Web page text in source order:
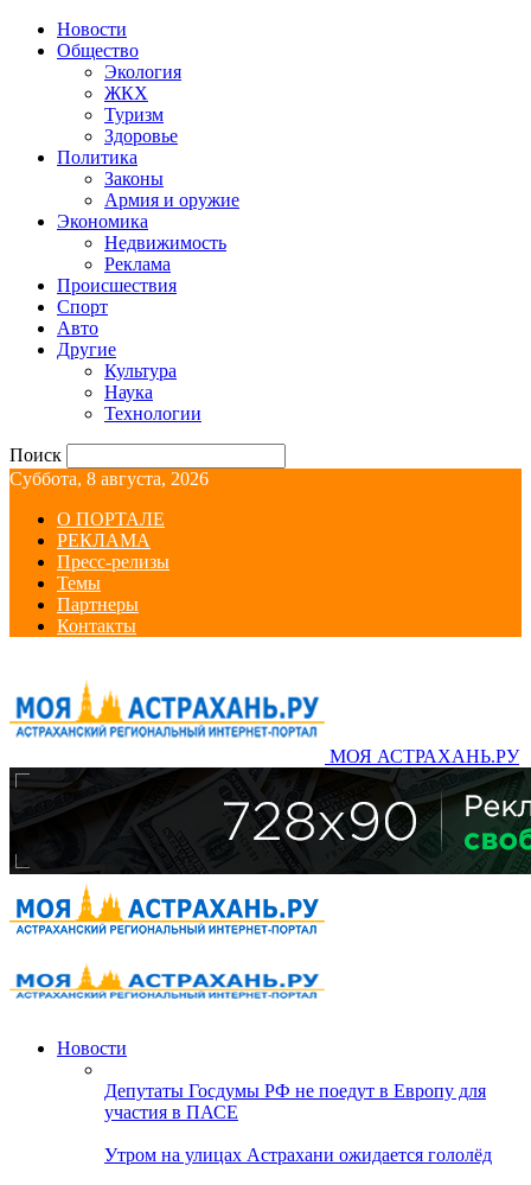
Новости
Общество
Экология
ЖКХ
Туризм
Здоровье
Политика
Законы
Армия и оружие
Экономика
Недвижимость
Реклама
Происшествия
Спорт
Авто
Другие
Культура
Наука
Технологии
Поиск
Суббота, 8 августа, 2026
О ПОРТАЛЕ
РЕКЛАМА
Пресс-релизы
Темы
Партнеры
Контакты
МОЯ АСТРАХАНЬ.РУ
Новости
Депутаты Госдумы РФ не поедут в Европу для
участия в ПАСЕ
Утром на улицах Астрахани ожидается гололёд